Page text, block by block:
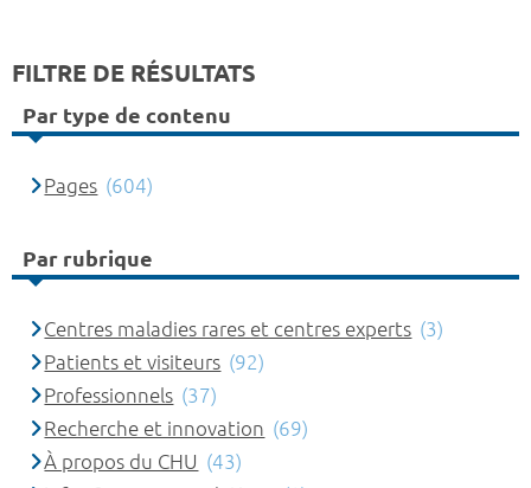
FILTRE DE RÉSULTATS
Par type de contenu
Pages (604)
Par rubrique
Centres maladies rares et centres experts (3)
Patients et visiteurs (92)
Professionnels (37)
Recherche et innovation (69)
À propos du CHU (43)